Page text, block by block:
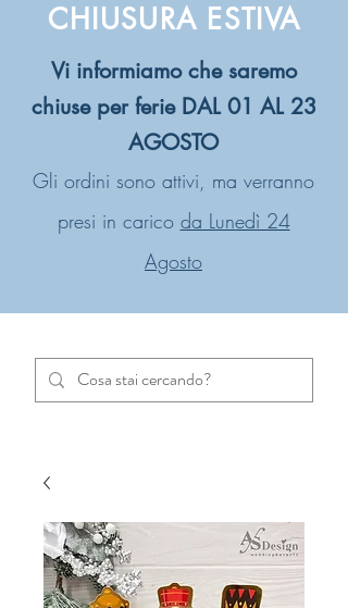
CHIUSURA ESTIVA
Vi informiamo che saremo
chiuse per ferie DAL 01 AL 23
AGOSTO
Gli ordini sono attivi, ma verranno
presi in carico da Lunedì 24
Agosto